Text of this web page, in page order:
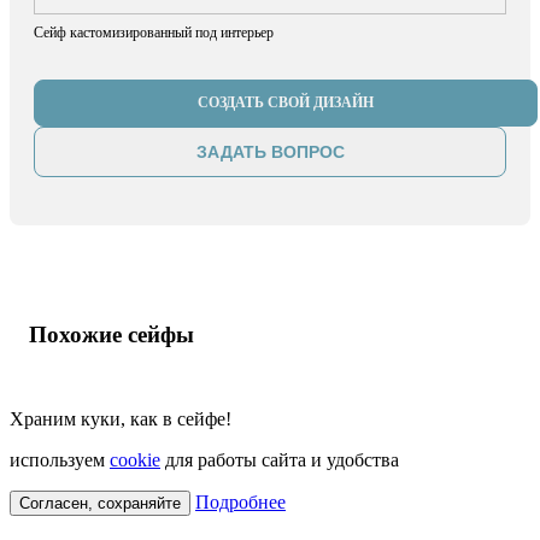
Сейф кастомизированный под интерьер
СОЗДАТЬ СВОЙ ДИЗАЙН
ЗАДАТЬ ВОПРОС
Похожие сейфы
Храним куки, как в сейфе!
используем cookie для работы сайта и удобства
Согласен, сохраняйте Подробнее